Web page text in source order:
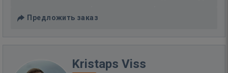
Предложить заказ
Kristaps Viss